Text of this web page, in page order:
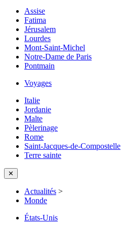
Assise
Fatima
Jérusalem
Lourdes
Mont-Saint-Michel
Notre-Dame de Paris
Pontmain
Voyages
Italie
Jordanie
Malte
Pèlerinage
Rome
Saint-Jacques-de-Compostelle
Terre sainte
✕
Actualités >
Monde
États-Unis